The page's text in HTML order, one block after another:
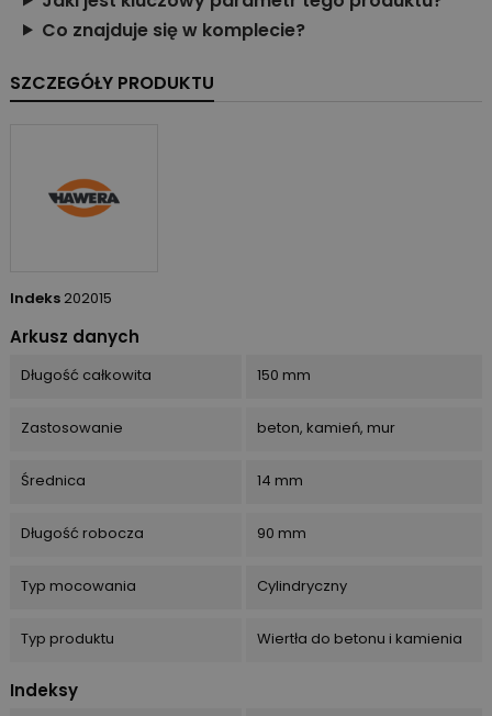
Co znajduje się w komplecie?
SZCZEGÓŁY PRODUKTU
Indeks 202015
Arkusz danych
Długość całkowita 150 mm
Zastosowanie beton, kamień, mur
Średnica 14 mm
Długość robocza 90 mm
Typ mocowania Cylindryczny
Typ produktu Wiertła do betonu i kamienia
Indeksy